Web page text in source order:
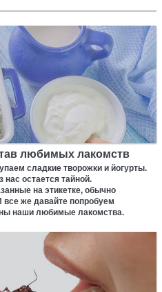
любимых лакомств
сладкие творожки и йогурты.
остается тайной.
на этикетке, обычно
же давайте попробуем
наши любимые лакомства.